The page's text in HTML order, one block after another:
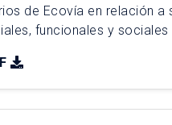
de Ecovía en relación
funcionales y
[…]